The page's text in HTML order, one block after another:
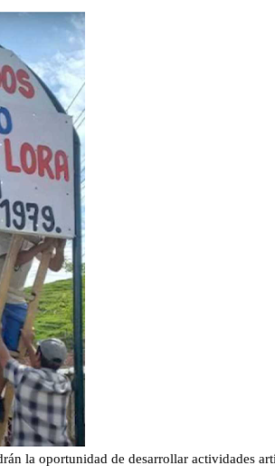
la oportunidad de desarrollar actividades